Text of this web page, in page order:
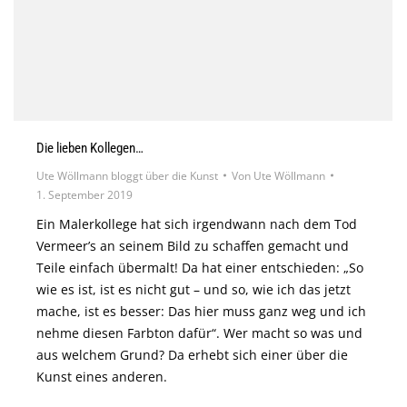
Die lieben Kollegen…
Ute Wöllmann bloggt über die Kunst Von Ute Wöllmann
1. September 2019
Ein Malerkollege hat sich irgendwann nach dem Tod
Vermeer’s an seinem Bild zu schaffen gemacht und
Teile einfach übermalt! Da hat einer entschieden: „So
wie es ist, ist es nicht gut – und so, wie ich das jetzt
mache, ist es besser: Das hier muss ganz weg und ich
nehme diesen Farbton dafür“. Wer macht so was und
aus welchem Grund? Da erhebt sich einer über die
Kunst eines anderen.